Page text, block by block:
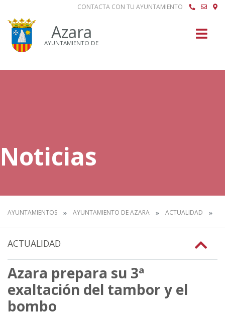
CONTACTA CON TU AYUNTAMIENTO
Azara
AYUNTAMIENTO DE
Noticias
AYUNTAMIENTOS AYUNTAMIENTO DE AZARA ACTUALIDAD
ACTUALIDAD
Azara prepara su 3ª
exaltación del tambor y el
bombo